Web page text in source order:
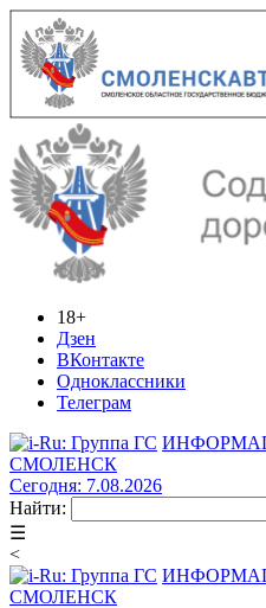
18+
Дзен
ВКонтакте
Одноклассники
Телеграм
СМОЛЕНСК
Сегодня: 7.08.2026
Найти:
☰
<
СМОЛЕНСК